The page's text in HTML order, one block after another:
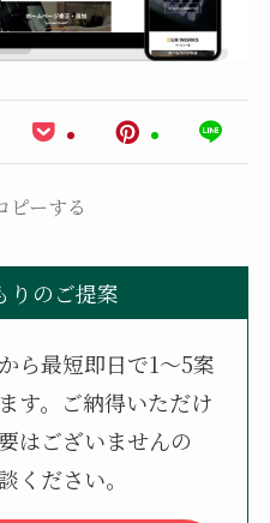
ピーする
りのご提案
ら最短即日で1〜5案
す。ご納得いただけ
はございませんの
ください。